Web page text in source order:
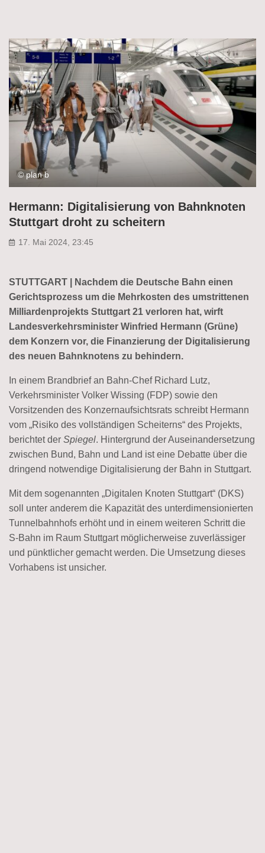
© plan b
Hermann: Digitalisierung von Bahnknoten
Stuttgart droht zu scheitern
17. Mai 2024, 23:45
STUTTGART | Nachdem die Deutsche Bahn einen
Gerichtsprozess um die Mehrkosten des umstrittenen
Milliardenprojekts Stuttgart 21 verloren hat, wirft
Landesverkehrsminister Winfried Hermann (Grüne)
dem Konzern vor, die Finanzierung der Digitalisierung
des neuen Bahnknotens zu behindern.
In einem Brandbrief an Bahn-Chef Richard Lutz,
Verkehrsminister Volker Wissing (FDP) sowie den
Vorsitzenden des Konzernaufsichtsrats schreibt Hermann
vom „Risiko des vollständigen Scheiterns“ des Projekts,
berichtet der Spiegel. Hintergrund der Auseinandersetzung
zwischen Bund, Bahn und Land ist eine Debatte über die
dringend notwendige Digitalisierung der Bahn in Stuttgart.
Mit dem sogenannten „Digitalen Knoten Stuttgart“ (DKS)
soll unter anderem die Kapazität des unterdimensionierten
Tunnelbahnhofs erhöht und in einem weiteren Schritt die
S-Bahn im Raum Stuttgart möglicherweise zuverlässiger
und pünktlicher gemacht werden. Die Umsetzung dieses
Vorhabens ist unsicher.